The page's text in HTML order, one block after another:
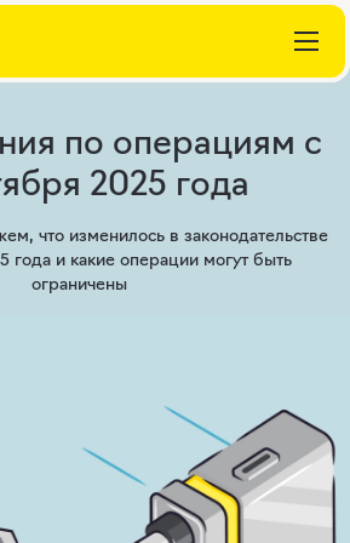
по операциям с
2025 года
что изменилось в законодательстве
года и какие операции могут быть
ограничены